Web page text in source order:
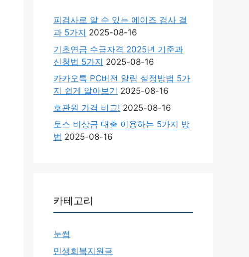
피검사로 알 수 있는 에이즈 검사 결
과 5가지 2025-08-16
기초연금 수급자격 2025년 기준과
신청법 5가지 2025-08-16
카카오톡 PC버전 알림 설정방법 5가
지 쉽게 알아보기 2025-08-16
호관원 가격 비교! 2025-08-16
토스 비상금 대출 이용하는 5가지 방
법 2025-08-16
카테고리
눈썹
민생회복지원금